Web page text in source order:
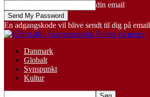
din email
En adgangskode vil blive sendt til dig på email
Danmark
Globalt
Synspunkt
Kultur